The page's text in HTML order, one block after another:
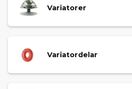
Variatorer
Variatordelar